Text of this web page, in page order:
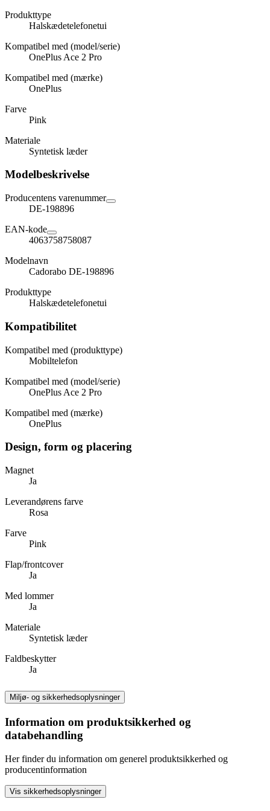
Produkttype
Halskædetelefonetui
Kompatibel med (model/serie)
OnePlus Ace 2 Pro
Kompatibel med (mærke)
OnePlus
Farve
Pink
Materiale
Syntetisk læder
Modelbeskrivelse
Producentens varenummer
DE-198896
EAN-kode
4063758758087
Modelnavn
Cadorabo DE-198896
Produkttype
Halskædetelefonetui
Kompatibilitet
Kompatibel med (produkttype)
Mobiltelefon
Kompatibel med (model/serie)
OnePlus Ace 2 Pro
Kompatibel med (mærke)
OnePlus
Design, form og placering
Magnet
Ja
Leverandørens farve
Rosa
Farve
Pink
Flap/frontcover
Ja
Med lommer
Ja
Materiale
Syntetisk læder
Faldbeskytter
Ja
Miljø- og sikkerhedsoplysninger
Information om produktsikkerhed og
databehandling
Her finder du information om generel produktsikkerhed og
producentinformation
Vis sikkerhedsoplysninger